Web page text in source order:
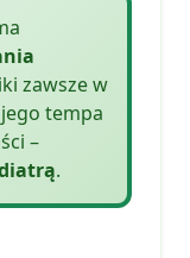
zawsze w
tempa
–
.